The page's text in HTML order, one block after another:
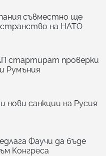
съвместно ще
на НАТО
стартират проверки
Румъния
нови санкции на Русия
Фаучи да бъде
Конгреса